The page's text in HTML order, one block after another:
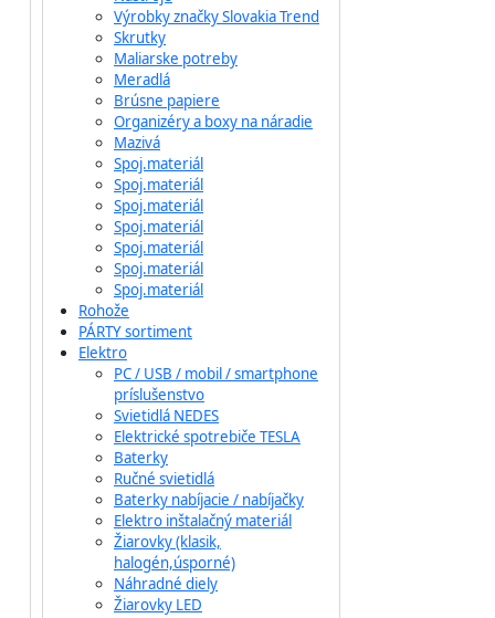
Výrobky značky Slovakia Trend
Skrutky
Maliarske potreby
Meradlá
Brúsne papiere
Organizéry a boxy na náradie
Mazivá
Spoj.materiál
Spoj.materiál
Spoj.materiál
Spoj.materiál
Spoj.materiál
Spoj.materiál
Spoj.materiál
Rohože
PÁRTY sortiment
Elektro
PC / USB / mobil / smartphone
príslušenstvo
Svietidlá NEDES
Elektrické spotrebiče TESLA
Baterky
Ručné svietidlá
Baterky nabíjacie / nabíjačky
Elektro inštalačný materiál
Žiarovky (klasik,
halogén,úsporné)
Náhradné diely
Žiarovky LED